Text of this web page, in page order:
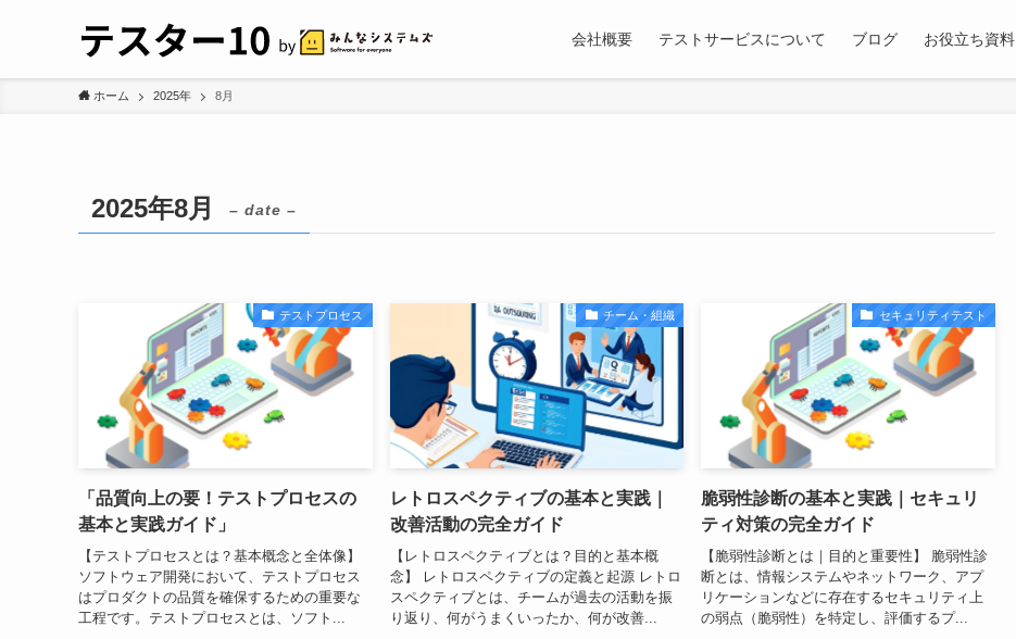
会社概要 テストサービスについて ブログ お役立ち資料
ホーム 2025年 8月
2025年8月 – date –
テストプロセス
「品質向上の要！テストプロセスの
基本と実践ガイド」
【テストプロセスとは？基本概念と全体像】
ソフトウェア開発において、テストプロセス
はプロダクトの品質を確保するための重要な
工程です。テストプロセスとは、ソフト...
チーム・組織
レトロスペクティブの基本と実践｜
改善活動の完全ガイド
【レトロスペクティブとは？目的と基本概
念】 レトロスペクティブの定義と起源 レトロ
スペクティブとは、チームが過去の活動を振
り返り、何がうまくいったか、何が改善...
セキュリティテスト
脆弱性診断の基本と実践｜セキュリ
ティ対策の完全ガイド
【脆弱性診断とは｜目的と重要性】 脆弱性診
断とは、情報システムやネットワーク、アプ
リケーションなどに存在するセキュリティ上
の弱点（脆弱性）を特定し、評価するプ...